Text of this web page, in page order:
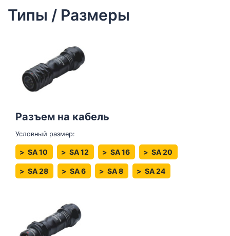
Типы / Размеры
Разъем на кабель
Условный размер:
SA 10 SA 12 SA 16 SA 20
SA 28 SA 6 SA 8 SA 24